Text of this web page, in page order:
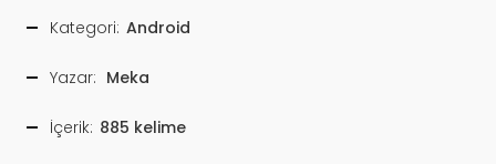
Kategori: Android
Yazar: Meka
İçerik: 885 kelime